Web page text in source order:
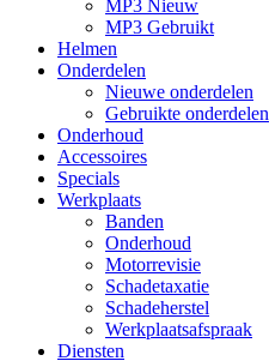
MP3 Nieuw
MP3 Gebruikt
Helmen
Onderdelen
Nieuwe onderdelen
Gebruikte onderdelen
Onderhoud
Accessoires
Specials
Werkplaats
Banden
Onderhoud
Motorrevisie
Schadetaxatie
Schadeherstel
Werkplaatsafspraak
Diensten